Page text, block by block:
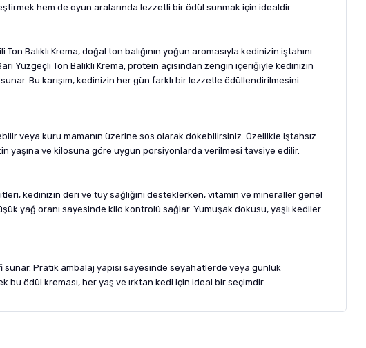
hem de oyun aralarında lezzetli bir ödül sunmak için idealdir.
Balıklı Krema, doğal ton balığının yoğun aromasıyla kedinizin iştahını
Yüzgeçli Ton Balıklı Krema, protein açısından zengin içeriğiyle kedinizin
Bu karışım, kedinizin her gün farklı bir lezzetle ödüllendirilmesini
veya kuru mamanın üzerine sos olarak dökebilirsiniz. Özellikle iştahsız
yaşına ve kilosuna göre uygun porsiyonlarda verilmesi tavsiye edilir.
kedinizin deri ve tüy sağlığını desteklerken, vitamin ve mineraller genel
yağ oranı sayesinde kilo kontrolü sağlar. Yumuşak dokusu, yaşlı kediler
sunar. Pratik ambalaj yapısı sayesinde seyahatlerde veya günlük
bu ödül kreması, her yaş ve ırktan kedi için ideal bir seçimdir.